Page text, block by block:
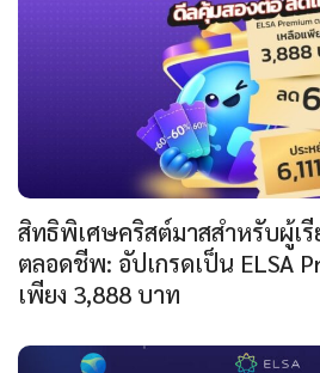
สิทธิพิเศษคริสต์มาสสำหรับผู้เ
ตลอดชีพ: อัปเกรดเป็น ELSA
เพียง 3,888 บาท